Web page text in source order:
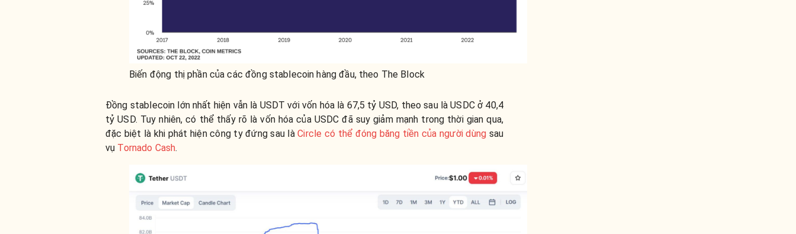
Biến động thị phần của các đồng stablecoin hàng đầu, theo The Block
Đồng stablecoin lớn nhất hiện vẫn là USDT với vốn hóa là 67,5 tỷ USD, theo sau là USDC ở 40,4
tỷ USD. Tuy nhiên, có thể thấy rõ là vốn hóa của USDC đã suy giảm mạnh trong thời gian qua,
đặc biệt là khi phát hiện công ty đứng sau làCircle có thể đóng băng tiền của người dùngsau
vụ Tornado Cash.